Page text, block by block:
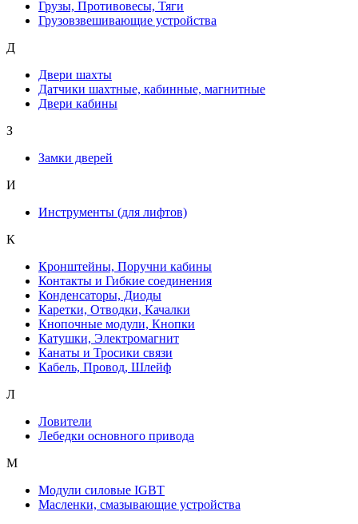
Грузы, Противовесы, Тяги
Грузовзвешивающие устройства
Д
Двери шахты
Датчики шахтные, кабинные, магнитные
Двери кабины
З
Замки дверей
И
Инструменты (для лифтов)
К
Кронштейны, Поручни кабины
Контакты и Гибкие соединения
Конденсаторы, Диоды
Каретки, Отводки, Качалки
Кнопочные модули, Кнопки
Катушки, Электромагнит
Канаты и Тросики связи
Кабель, Провод, Шлейф
Л
Ловители
Лебедки основного привода
М
Модули силовые IGBT
Масленки, смазывающие устройства